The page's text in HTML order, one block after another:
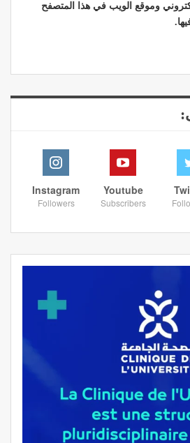
وموقع الويب في هذا المتصفح
Youtube
Subscribers
Instagram
Followers